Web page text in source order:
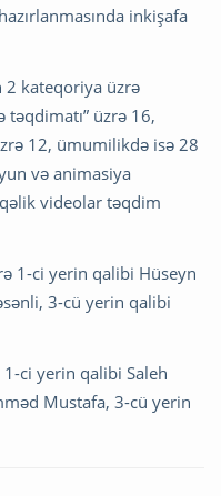
inkişafa
2 kateqoriya üzrə
üzrə 16,
12, ümumilikdə isə 28
və animasiya
videolar təqdim
1-ci yerin qalibi Hüseyn
3-cü yerin qalibi
ci yerin qalibi Saleh
Mustafa, 3-cü yerin